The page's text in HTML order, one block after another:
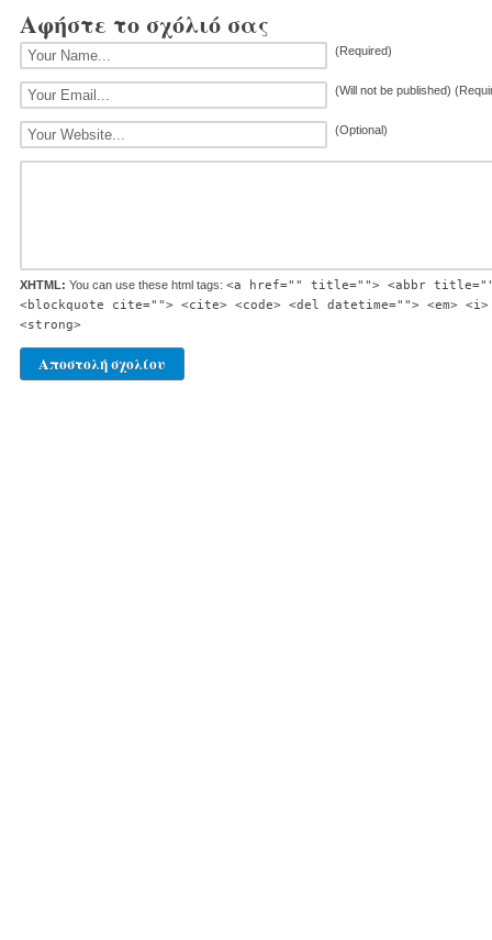
Αφήστε το σχόλιό σας
(Required)
(Will not be published)
(Optional)
XHTML: You can use these html tags: <a href="" title=""> <abbr
<blockquote cite=""> <cite> <code> <del datetime=""> <em>
<strong>